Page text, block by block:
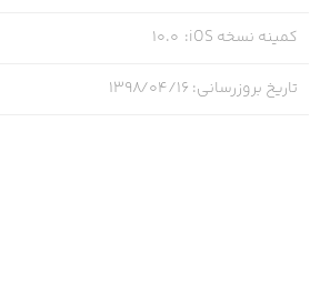
کمینه نسخه iOS :
10.0
تاریخ بروزرسانی: ۱۳۹۸/۰۴/۱۶